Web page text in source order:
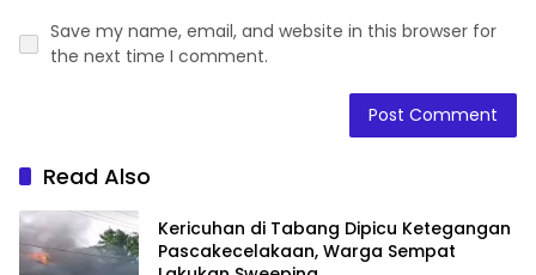
Save my name, email, and website in this browser for
the next time I comment.
Read Also
Kericuhan di Tabang Dipicu Ketegangan
Pascakecelakaan, Warga Sempat